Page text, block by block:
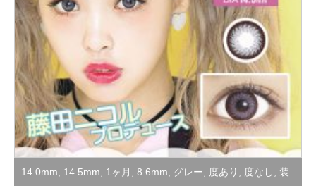
14.0mm 14.5mm 1ヶ月 8.6mm グレー 度あり 度なし 装